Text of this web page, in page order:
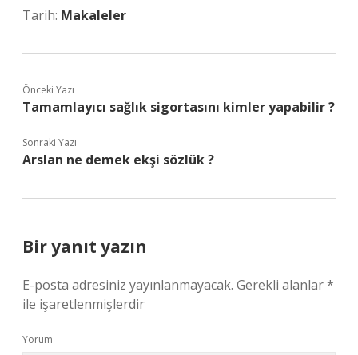
Tarih: Makaleler
Önceki Yazı
Tamamlayıcı sağlık sigortasını kimler yapabilir ?
Sonraki Yazı
Arslan ne demek ekşi sözlük ?
Bir yanıt yazın
E-posta adresiniz yayınlanmayacak. Gerekli alanlar*
ile işaretlenmişlerdir
Yorum